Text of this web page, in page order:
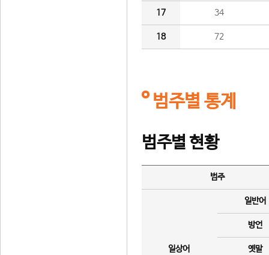
17 34
18 72
범주별 통계
범주별 현황
범주
일상어
일반어
방언
옛말